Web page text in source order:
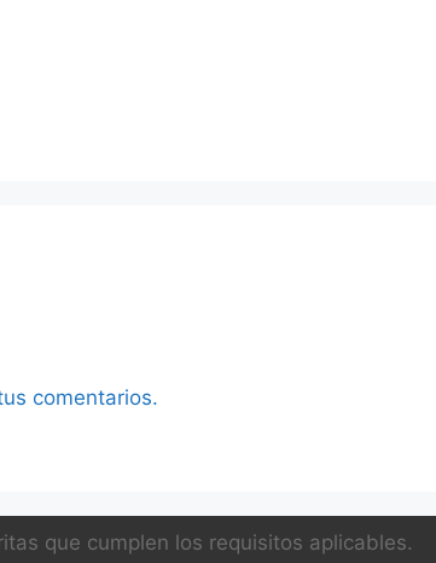
comentarios.
que cumplen los requisitos aplicables.